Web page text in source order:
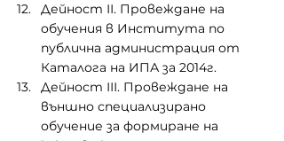
Дейност ІІ. Провеждане на
обучения в Института по
публична администрация от
Каталога на ИПА за 2014г.
Дейност ІІІ. Провеждане на
външно специализирано
обучение за формиране на